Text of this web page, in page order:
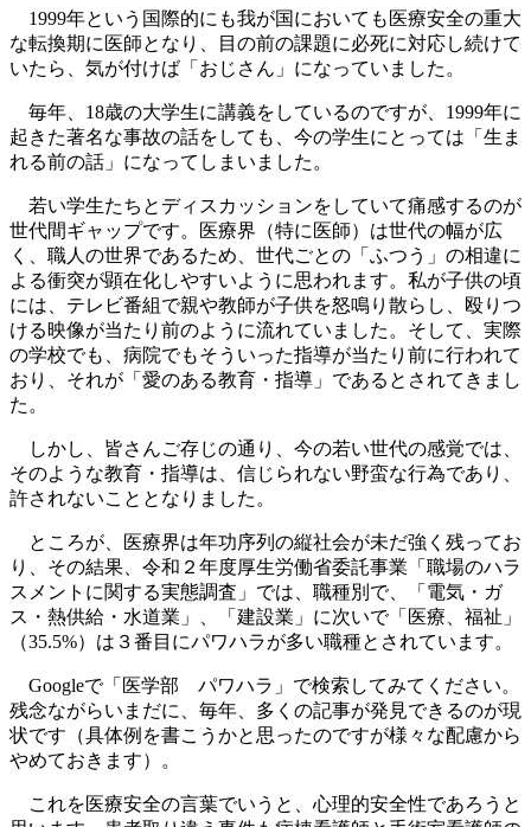
1999年という国際的にも我が国においても医療安全の重大
な転換期に医師となり、目の前の課題に必死に対応し続けて
いたら、気が付けば「おじさん」になっていました。
毎年、18歳の大学生に講義をしているのですが、1999年に
起きた著名な事故の話をしても、今の学生にとっては「生ま
れる前の話」になってしまいました。
若い学生たちとディスカッションをしていて痛感するのが
世代間ギャップです。医療界（特に医師）は世代の幅が広
く、職人の世界であるため、世代ごとの「ふつう」の相違に
よる衝突が顕在化しやすいように思われます。私が子供の頃
には、テレビ番組で親や教師が子供を怒鳴り散らし、殴りつ
ける映像が当たり前のように流れていました。そして、実際
の学校でも、病院でもそういった指導が当たり前に行われて
おり、それが「愛のある教育・指導」であるとされてきまし
た。
しかし、皆さんご存じの通り、今の若い世代の感覚では、
そのような教育・指導は、信じられない野蛮な行為であり、
許されないこととなりました。
ところが、医療界は年功序列の縦社会が未だ強く残ってお
り、その結果、令和２年度厚生労働省委託事業「職場のハラ
スメントに関する実態調査」では、職種別で、「電気・ガ
ス・熱供給・水道業」、「建設業」に次いで「医療、福祉」
（35.5%）は３番目にパワハラが多い職種とされています。
Googleで「医学部 パワハラ」で検索してみてください。
残念ながらいまだに、毎年、多くの記事が発見できるのが現
状です（具体例を書こうかと思ったのですが様々な配慮から
やめておきます）。
これを医療安全の言葉でいうと、心理的安全性であろうと